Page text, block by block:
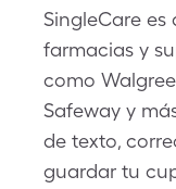
SingleCare
farmacias y
como
Safeway y
de texto,
guardar tu